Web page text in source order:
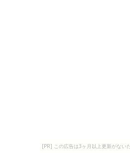
[PR] この広告は3ヶ月以上更新がない